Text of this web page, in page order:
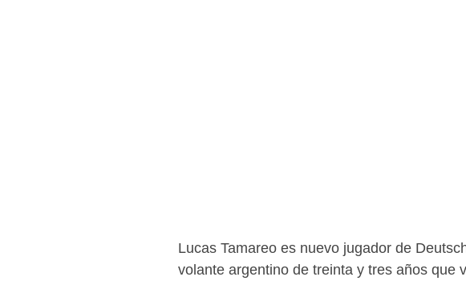
Lucas Tamareo es nuevo jugador de
volante argentino de treinta y tres años que